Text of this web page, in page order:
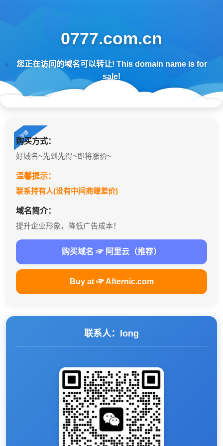
0777.com.cn
您正在访问的域名可以转让! This domain name is for
sale!
购买方式：
好域名~先到先得~即将涨价~
温馨提示：
联系持有人(没有中间商赚差价)
域名简介：
提升企业形象，降低广告成本！
购买域名 ☞ 阿里云（推荐）
Buy at ☞ Afternic.com
联系人：long